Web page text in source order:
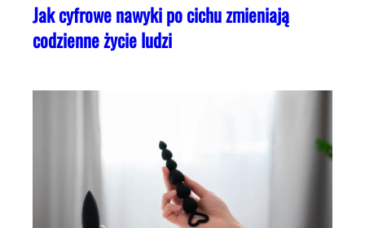
Jak cyfrowe nawyki po cichu zmieniają
codzienne życie ludzi